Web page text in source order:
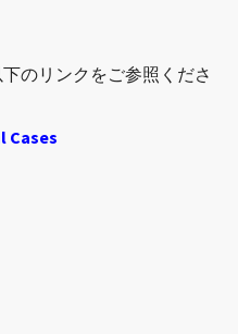
のリンクをご参照くださ
Cases